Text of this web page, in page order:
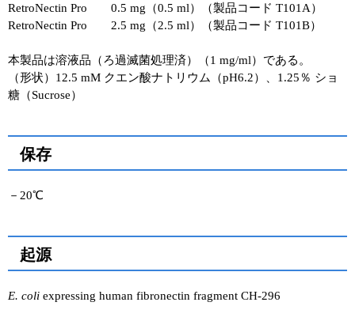
RetroNectin Pro 0.5 mg（0.5 ml）（製品コード T101A）
RetroNectin Pro 2.5 mg（2.5 ml）（製品コード T101B）
本製品は溶液品（ろ過滅菌処理済）（1 mg/ml）である。
（形状）12.5 mM クエン酸ナトリウム（pH6.2）、1.25％ ショ
糖（Sucrose）
保存
－20℃
起源
E. coli expressing human fibronectin fragment CH-296